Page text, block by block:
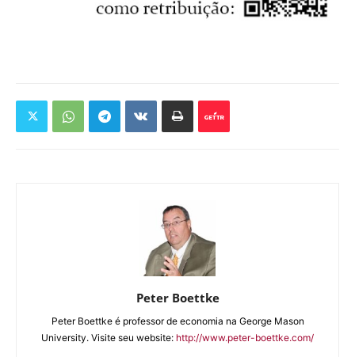
Peter Boettke
Peter Boettke é professor de economia na George Mason
University. Visite seu website: http://www.peter-boettke.com/